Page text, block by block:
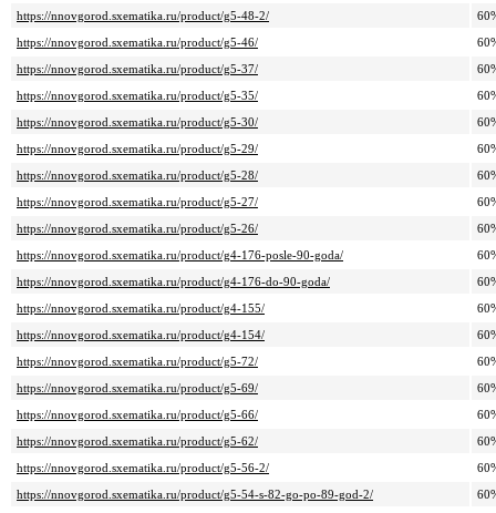
https://nnovgorod.sxematika.ru/product/g5-48-2/
https://nnovgorod.sxematika.ru/product/g5-46/
https://nnovgorod.sxematika.ru/product/g5-37/
https://nnovgorod.sxematika.ru/product/g5-35/
https://nnovgorod.sxematika.ru/product/g5-30/
https://nnovgorod.sxematika.ru/product/g5-29/
https://nnovgorod.sxematika.ru/product/g5-28/
https://nnovgorod.sxematika.ru/product/g5-27/
https://nnovgorod.sxematika.ru/product/g5-26/
https://nnovgorod.sxematika.ru/product/g4-176-posle-90-goda/
https://nnovgorod.sxematika.ru/product/g4-176-do-90-goda/
https://nnovgorod.sxematika.ru/product/g4-155/
https://nnovgorod.sxematika.ru/product/g4-154/
https://nnovgorod.sxematika.ru/product/g5-72/
https://nnovgorod.sxematika.ru/product/g5-69/
https://nnovgorod.sxematika.ru/product/g5-66/
https://nnovgorod.sxematika.ru/product/g5-62/
https://nnovgorod.sxematika.ru/product/g5-56-2/
https://nnovgorod.sxematika.ru/product/g5-54-s-82-go-po-89-god-2/